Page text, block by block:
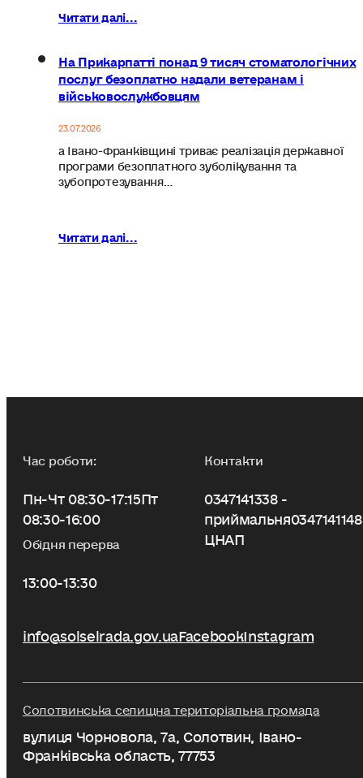
Читати далі...
На Прикарпатті понад 9 тисяч стоматологічних
послуг безоплатно надали ветеранам і
військовослужбовцям
23.07.2026
а Івано-Франківщині триває реалізація державної
програми безоплатного зуболікування та
зубопротезування…
Читати далі...
Час роботи:
Пн-Чт 08:30-17:15Пт
08:30-16:00
Обідня перерва
13:00-13:30
Контакти
0347141338 -
приймальня
ЦНАП
info@solselrada.gov.uaFacebookInstagram
Солотвинська селищна територіальна громада
вулиця Чорновола, 7a, Солотвин, Івано-
Франківська область, 77753